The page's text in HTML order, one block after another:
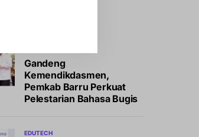
Gandeng
Kemendikdasmen,
Pemkab Barru Perkuat
Pelestarian Bahasa Bugis
EDUTECH